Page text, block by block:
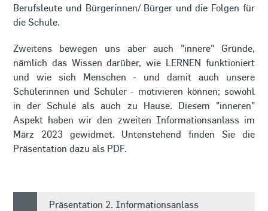
Berufsleute und Bürgerinnen/ Bürger und die Folgen für
die Schule.
Zweitens bewegen uns aber auch "innere" Gründe,
nämlich das Wissen darüber, wie LERNEN funktioniert
und wie sich Menschen - und damit auch unsere
Schülerinnen und Schüler - motivieren können; sowohl
in der Schule als auch zu Hause. Diesem "inneren"
Aspekt haben wir den zweiten Informationsanlass im
März 2023 gewidmet. Untenstehend finden Sie die
Präsentation dazu als PDF.
Präsentation 2. Informationsanlass